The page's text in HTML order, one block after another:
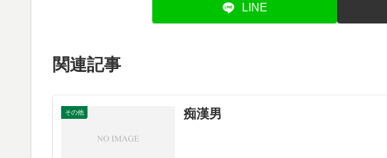
LINE
関連記事
その他 痴漢男